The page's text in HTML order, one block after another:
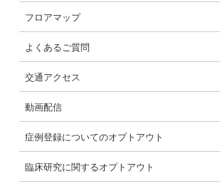
フロアマップ
よくあるご質問
交通アクセス
動画配信
症例登録についてのオプトアウト
臨床研究に関するオプトアウト